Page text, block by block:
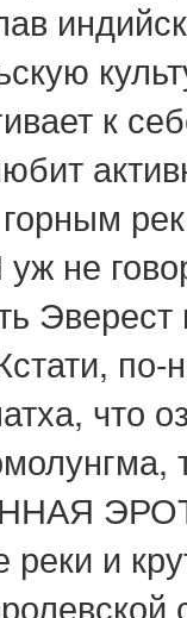
к
не
Эверест
по-
что
реки и